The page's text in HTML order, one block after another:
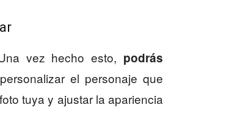
vez hecho esto, podrás
el personaje que
tuya y ajustar la apariencia